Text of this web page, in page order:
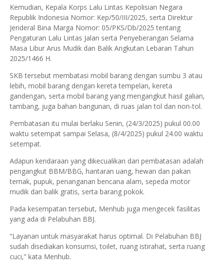
Kemudian, Kepala Korps Lalu Lintas Kepolisian Negara
Republik Indonesia Nomor: Kep/50/III/2025, serta Direktur
Jenderal Bina Marga Nomor: 05/PKS/Db/2025 tentang
Pengaturan Lalu Lintas Jalan serta Penyeberangan Selama
Masa Libur Arus Mudik dan Balik Angkutan Lebaran Tahun
2025/1466 H.
SKB tersebut membatasi mobil barang dengan sumbu 3 atau
lebih, mobil barang dengan kereta tempelan, kereta
gandengan, serta mobil barang yang mengangkut hasil galian,
tambang, juga bahan bangunan, di ruas jalan tol dan non-tol.
Pembatasan itu mulai berlaku Senin, (24/3/2025) pukul 00.00
waktu setempat sampai Selasa, (8/4/2025) pukul 24.00 waktu
setempat.
Adapun kendaraan yang dikecualikan dari pembatasan adalah
pengangkut BBM/BBG, hantaran uang, hewan dan pakan
ternak, pupuk, penanganan bencana alam, sepeda motor
mudik dan balik gratis, serta barang pokok.
Pada kesempatan tersebut, Menhub juga mengecek fasilitas
yang ada di Pelabuhan BBJ.
“Layanan untuk masyarakat harus optimal. Di Pelabuhan BBJ
sudah disediakan konsumsi, toilet, ruang istirahat, serta ruang
cuci,” kata Menhub.